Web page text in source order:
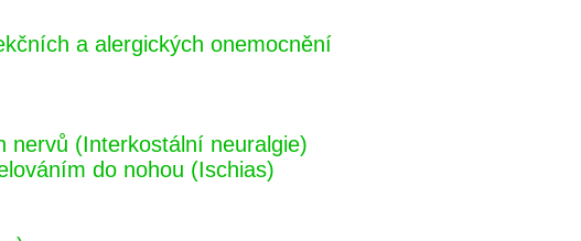
a alergických onemocnění
nervů (Interkostální neuralgie)
do nohou (Ischias)